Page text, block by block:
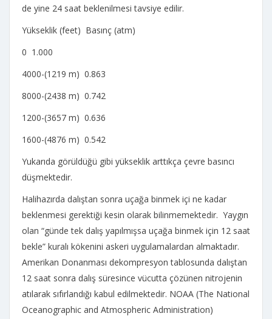
de yine 24 saat beklenilmesi tavsiye edilir.
Yükseklik (feet) Basınç (atm)
0 1.000
4000-(1219 m) 0.863
8000-(2438 m) 0.742
1200-(3657 m) 0.636
1600-(4876 m) 0.542
Yukarıda görüldüğü gibi yükseklik arttıkça çevre basıncı
düşmektedir.
Halihazırda dalıştan sonra uçağa binmek içi ne kadar
beklenmesi gerektiği kesin olarak bilinmemektedir. Yaygın
olan “günde tek dalış yapılmışsa uçağa binmek için 12 saat
bekle” kuralı kökenini askeri uygulamalardan almaktadır.
Amerikan Donanması dekompresyon tablosunda dalıştan
12 saat sonra dalış süresince vücutta çözünen nitrojenin
atılarak sıfırlandığı kabul edilmektedir. NOAA (The National
Oceanographic and Atmospheric Administration)